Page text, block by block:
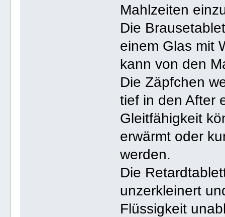
Mahlzeiten
Die
einem Glas mit
kann von den
Die Zäpfchen
tief in den After
Gleitfähigkeit
erwärmt oder
werden.
Die
unzerkleinert
Flüssigkeit